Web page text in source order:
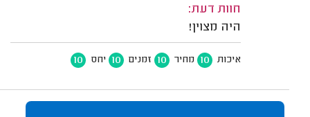
חוות דעת:
היה מצוין!
איכות 10 מחיר 10 זמנים 10 יחס 10